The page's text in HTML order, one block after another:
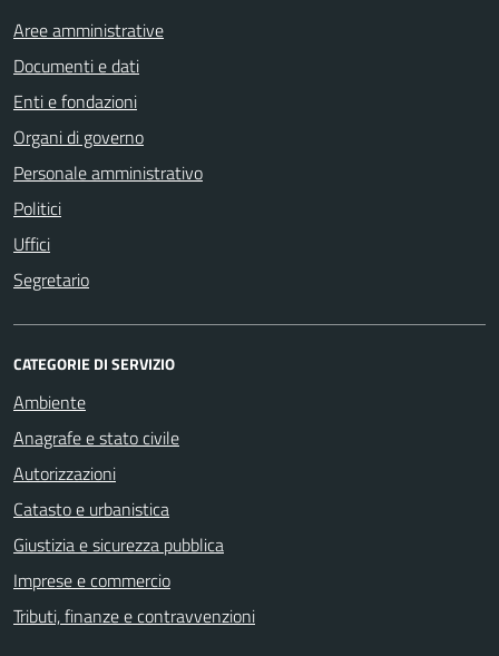
Aree amministrative
Documenti e dati
Enti e fondazioni
Organi di governo
Personale amministrativo
Politici
Uffici
Segretario
CATEGORIE DI SERVIZIO
Ambiente
Anagrafe e stato civile
Autorizzazioni
Catasto e urbanistica
Giustizia e sicurezza pubblica
Imprese e commercio
Tributi, finanze e contravvenzioni